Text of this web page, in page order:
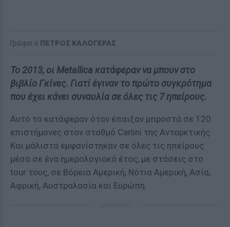
Γράφει ο ΠΕΤΡΟΣ ΚΑΛΟΓΕΡΑΣ
Το 2013, οι Metallica κατάφεραν να μπουν στο
βιβλίο Γκίνες. Γιατί έγιναν το πρώτο συγκρότημα
που έχει κάνει συναυλία σε όλες τις 7 ηπείρους.
Αυτό το κατάφεραν όταν έπαιξαν μπροστά σε 120
επιστήμονες στον σταθμό Carlini της Ανταρκτικής.
Και μάλιστα εμφανίστηκαν σε όλες τις ηπείρους
μέσα σε ένα ημερολογιακό έτος, με στάσεις στο
tour τους, σε Βόρεια Αμερική, Νότια Αμερική, Ασία,
Αφρική, Αυστραλασία και Ευρώπη.